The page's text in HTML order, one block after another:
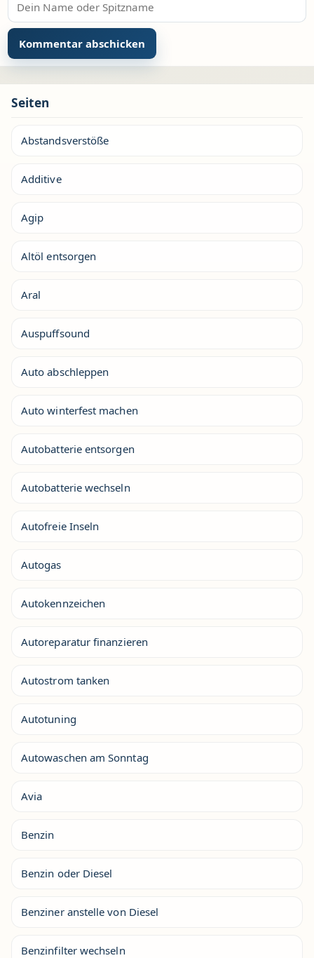
Seiten
Abstandsverstöße
Additive
Agip
Altöl entsorgen
Aral
Auspuffsound
Auto abschleppen
Auto winterfest machen
Autobatterie entsorgen
Autobatterie wechseln
Autofreie Inseln
Autogas
Autokennzeichen
Autoreparatur finanzieren
Autostrom tanken
Autotuning
Autowaschen am Sonntag
Avia
Benzin
Benzin oder Diesel
Benziner anstelle von Diesel
Benzinfilter wechseln